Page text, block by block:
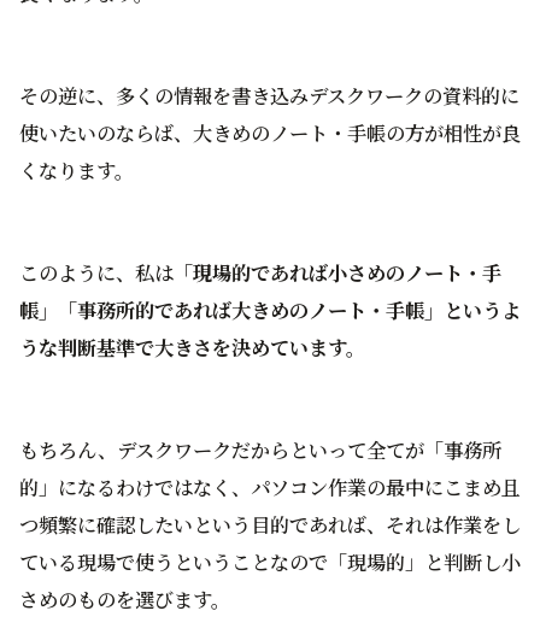
その逆に、多くの情報を書き込みデスクワークの資料的に
使いたいのならば、大きめのノート・手帳の方が相性が良
くなります。
このように、私は 「現場的であれば小さめのノート・手
帳」「事務所的であれば大きめのノート・手帳」というよ
うな判断基準で大きさを決めています。
もちろん、デスクワークだからといって全てが「事務所
的」になるわけではなく、パソコン作業の最中にこまめ且
つ頻繁に確認したいという目的であれば、それは作業をし
ている現場で使うということなので「現場的」と判断し小
さめのものを選びます。